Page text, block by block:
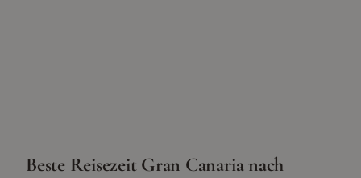
Beste Reisezeit Gran Canarianach